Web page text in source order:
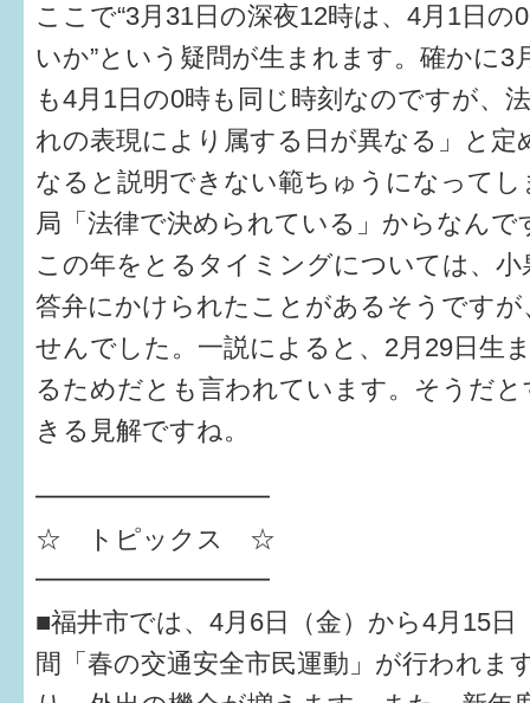
ここで“3月31日の深夜12時は、4月1日の
いか”という疑問が生まれます。確かに3
も4月1日の0時も同じ時刻なのですが、
れの表現により属する日が異なる」と定
なると説明できない範ちゅうになって
局「法律で決められている」からなんで
この年をとるタイミングについては、小
答弁にかけられたことがあるそうですが
せんでした。一説によると、2月29日生
るためだとも言われています。そうだ
きる見解ですね。
━━━━━━━━━
☆ トピックス ☆
━━━━━━━━━
■福井市では、4月6日（金）から4月15日
間「春の交通安全市民運動」が行われま
子育てマップ
イベントレポート
なるほどコラム
メールマガジン
はぐくむ.net相談コーナー
みんなの知恵袋
子育て情報誌「ほっと」
食育
福井市図書館オススメの本
お出かけ情報
病気・けが 基本情報
パパもママも子育て